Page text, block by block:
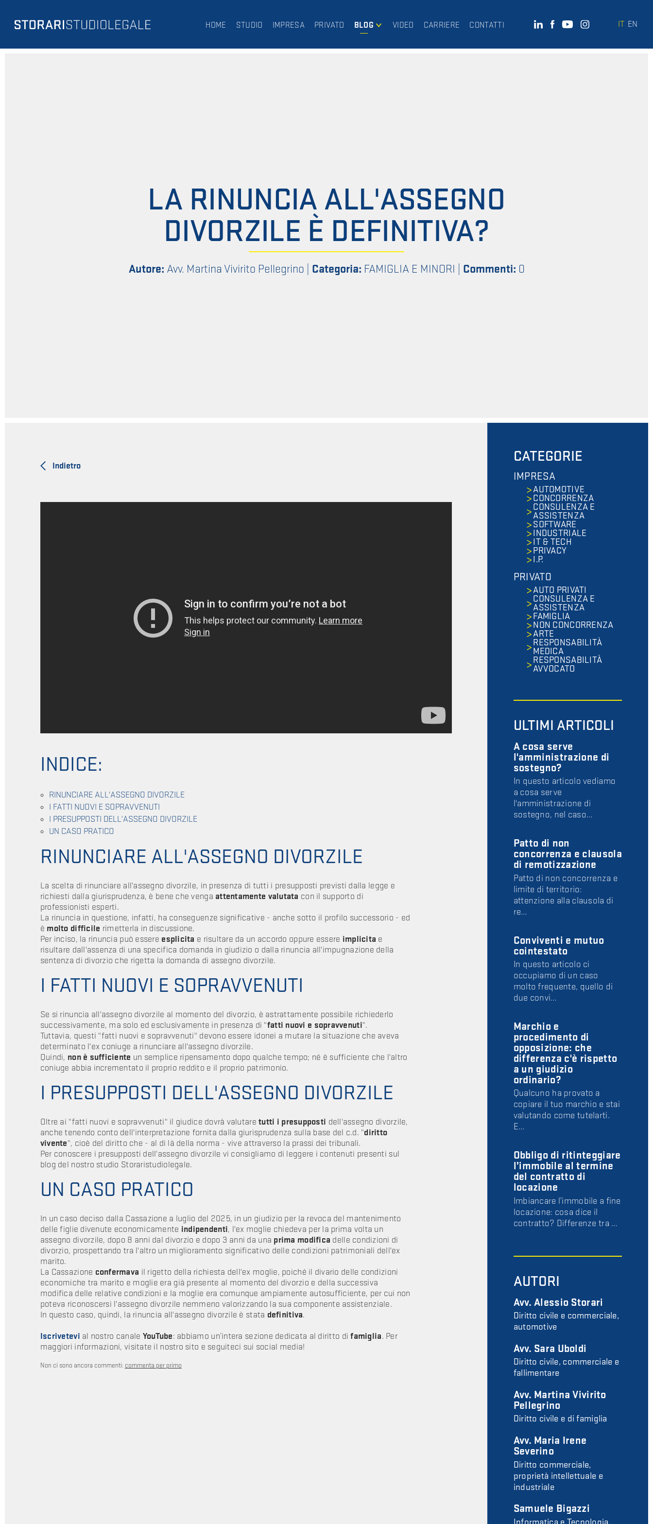
HOME STUDIO IMPRESA PRIVATO BLOG
IMPRESA
VIDEO CARRIERE CONTATTI IT EN
LA RINUNCIA ALL'ASSEGNO
DIVORZILE È DEFINITIVA?
Autore: Avv. Martina Vivirito Pellegrino Categoria: FAMIGLIA E MINORI Commenti: 0
Indietro
INDICE:
RINUNCIARE ALL'ASSEGNO DIVORZILE
I FATTI NUOVI E SOPRAVVENUTI
I PRESUPPOSTI DELL'ASSEGNO DIVORZILE
UN CASO PRATICO
RINUNCIARE ALL'ASSEGNO DIVORZILE
La scelta di rinunciare all'assegno divorzile, in presenza di tutti i presupposti previsti dalla legge e
richiesti dalla giurisprudenza, è bene che venga attentamente valutata con il supporto di
professionisti esperti.
La rinuncia in questione, infatti, ha conseguenze significative - anche sotto il profilo successorio - ed
è molto difficile rimetterla in discussione.
Per inciso, la rinuncia può essere esplicita e risultare da un accordo oppure essere implicita e
risultare dall'assenza di una specifica domanda in giudizio o dalla rinuncia all'impugnazione della
sentenza di divorzio che rigetta la domanda di assegno divorzile.
I FATTI NUOVI E SOPRAVVENUTI
Se si rinuncia all'assegno divorzile al momento del divorzio, è astrattamente possibile richiederlo
successivamente, ma solo ed esclusivamente in presenza di "fatti nuovi e sopravvenuti".
Tuttavia, questi "fatti nuovi e sopravvenuti" devono essere idonei a mutare la situazione che aveva
determinato l'ex coniuge a rinunciare all'assegno divorzile.
Quindi, non è sufficiente un semplice ripensamento dopo qualche tempo; né è sufficiente che l'altro
coniuge abbia incrementato il proprio reddito e il proprio patrimonio.
I PRESUPPOSTI DELL'ASSEGNO DIVORZILE
Oltre ai "fatti nuovi e sopravvenuti" il giudice dovrà valutaretutti i presupposti dell'assegno divorzile,
anche tenendo conto dell'interpretazione fornita dalla giurisprudenza sulla base del c.d. "diritto
vivente", cioè del diritto che - al di là della norma - vive attraverso la prassi dei tribunali.
Per conoscere i presupposti dell'assegno divorzile vi consigliamo di leggere i contenuti presenti sul
blog del nostro studio Storaristudiolegale.
UN CASO PRATICO
In un caso deciso dalla Cassazione a luglio del 2025, in un giudizio per la revoca del mantenimento
delle figlie divenute economicamente indipendenti, l'ex moglie chiedeva per la prima volta un
assegno divorzile, dopo 8 anni dal divorzio e dopo 3 anni da una prima modifica delle condizioni di
divorzio, prospettando tra l'altro un miglioramento significativo delle condizioni patrimoniali dell'ex
marito.
La Cassazione confermava il rigetto della richiesta dell'ex moglie, poiché il divario delle condizioni
economiche tra marito e moglie era già presente al momento del divorzio e della successiva
modifica delle relative condizioni e la moglie era comunque ampiamente autosufficiente, per cui non
poteva riconoscersi l'assegno divorzile nemmeno valorizzando la sua componente assistenziale.
In questo caso, quindi, la rinuncia all'assegno divorzile è stata definitiva.
Iscrivetevi al nostro canale YouTube: abbiamo un’intera sezione dedicata al diritto difamiglia. Per
maggiori informazioni, visitate il nostro sito e seguiteci sui social media!
Non ci sono ancora commenti: commenta per primo
CATEGORIE
IMPRESA
AUTOMOTIVE
CONCORRENZA
CONSULENZA E
ASSISTENZA
SOFTWARE
INDUSTRIALE
IT & TECH
PRIVACY
I.P.
PRIVATO
AUTO PRIVATI
CONSULENZA E
ASSISTENZA
FAMIGLIA
NON CONCORRENZA
ARTE
RESPONSABILITÀ
MEDICA
RESPONSABILITÀ
AVVOCATO
ULTIMI ARTICOLI
A cosa serve
l'amministrazione di
sostegno?
In questo articolo vediamo
a cosa serve
l'amministrazione di
sostegno, nel caso…
Patto di non
concorrenza e clausola
di remotizzazione
Patto di non concorrenza e
limite di territorio:
attenzione alla clausola di
re…
Conviventi e mutuo
cointestato
In questo articolo ci
occupiamo di un caso
molto frequente, quello di
due convi…
Marchio e
procedimento di
opposizione: che
differenza c'è rispetto
a un giudizio
ordinario?
Qualcuno ha provato a
copiare il tuo marchio e stai
valutando come tutelarti.
E…
Obbligo di ritinteggiare
l’immobile al termine
del contratto di
locazione
Imbiancare l’immobile a fine
locazione: cosa dice il
contratto? Differenze tra …
AUTORI
Avv. Alessio Storari
Diritto civile e commerciale,
automotive
Avv. Sara Uboldi
Diritto civile, commerciale e
fallimentare
Avv. Martina Vivirito
Pellegrino
Diritto civile e di famiglia
Avv. Maria Irene
Severino
Diritto commerciale,
proprietà intellettuale e
industriale
Samuele Bigazzi